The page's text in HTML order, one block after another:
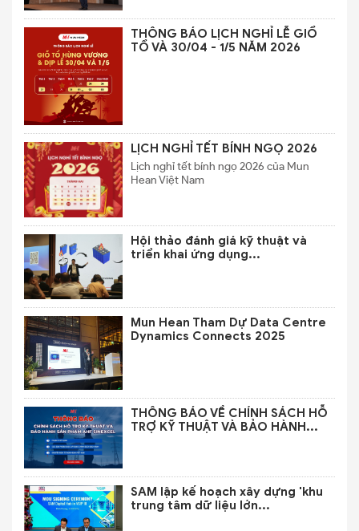
THÔNG BÁO LỊCH NGHỈ LỄ GIỔ
TỔ VÀ 30/04 - 1/5 NĂM 2026
LỊCH NGHỈ TẾT BÍNH NGỌ 2026
Lịch nghỉ tết bính ngọ 2026 của Mun
Hean Việt Nam
Hội thảo đánh giá kỹ thuật và
triển khai ứng dụng...
Mun Hean Tham Dự Data Centre
Dynamics Connects 2025
THÔNG BÁO VỀ CHÍNH SÁCH HỖ
TRỢ KỸ THUẬT VÀ BẢO HÀNH...
SAM lập kế hoạch xây dựng 'khu
trung tâm dữ liệu lớn...